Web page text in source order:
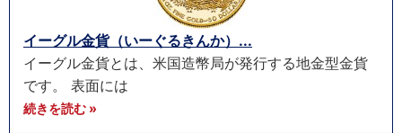
イーグル金貨（いーぐるきんか）...
イーグル金貨とは、米国造幣局が発行する地金型金貨
です。 表面には
続きを読む »